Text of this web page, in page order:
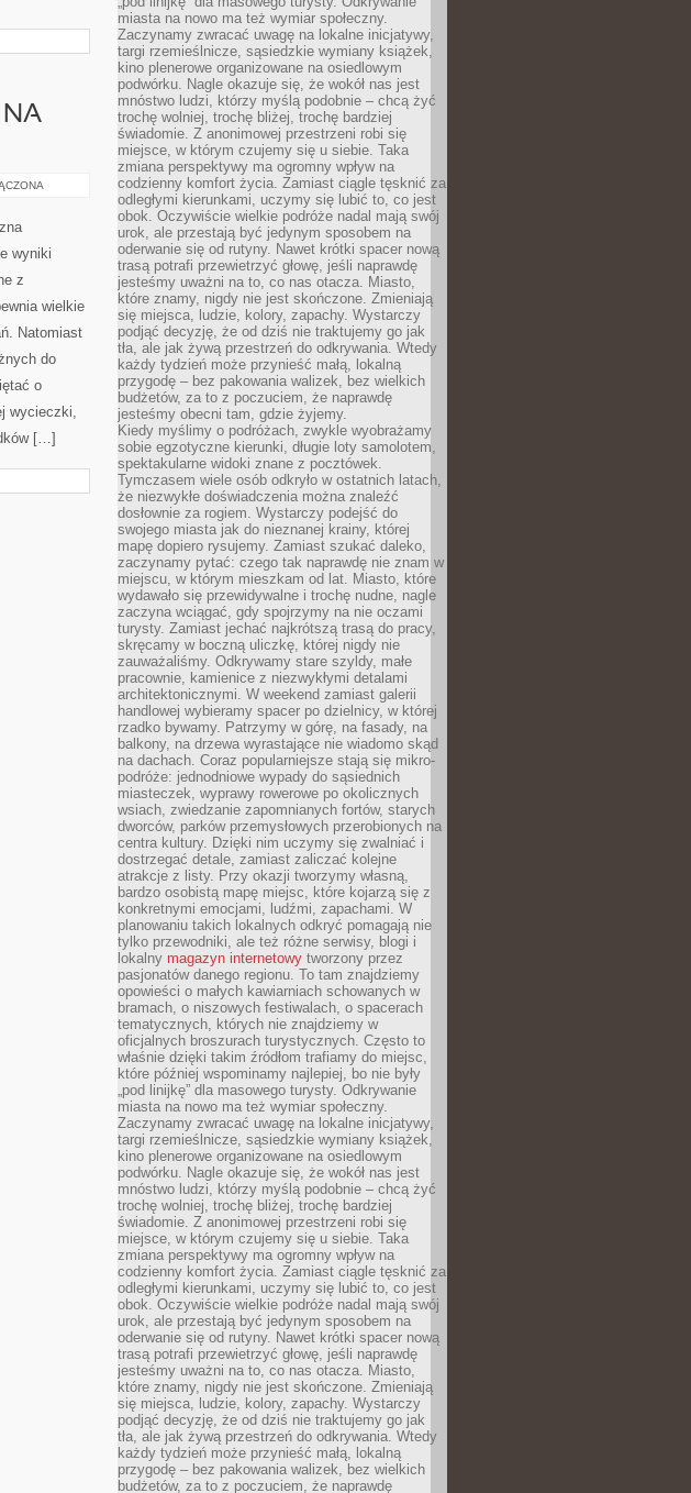
NA
wyniki
z
wielkie
Natomiast
do
o
wycieczki,
[…]
miasta na nowo ma też wymiar społeczny.
Zaczynamy zwracać uwagę na lokalne inicjatywy,
targi rzemieślnicze, sąsiedzkie wymiany książek,
kino plenerowe organizowane na osiedlowym
podwórku. Nagle okazuje się, że wokół nas jest
mnóstwo ludzi, którzy myślą podobnie – chcą żyć
trochę wolniej, trochę bliżej, trochę bardziej
świadomie. Z anonimowej przestrzeni robi się
miejsce, w którym czujemy się u siebie. Taka
zmiana perspektywy ma ogromny wpływ na
codzienny komfort życia. Zamiast ciągle tęsknić za
odległymi kierunkami, uczymy się lubić to, co jest
obok. Oczywiście wielkie podróże nadal mają swój
urok, ale przestają być jedynym sposobem na
oderwanie się od rutyny. Nawet krótki spacer nową
trasą potrafi przewietrzyć głowę, jeśli naprawdę
jesteśmy uważni na to, co nas otacza. Miasto,
które znamy, nigdy nie jest skończone. Zmieniają
się miejsca, ludzie, kolory, zapachy. Wystarczy
podjąć decyzję, że od dziś nie traktujemy go jak
tła, ale jak żywą przestrzeń do odkrywania. Wtedy
każdy tydzień może przynieść małą, lokalną
przygodę – bez pakowania walizek, bez wielkich
budżetów, za to z poczuciem, że naprawdę
jesteśmy obecni tam, gdzie żyjemy.
Kiedy myślimy o podróżach, zwykle wyobrażamy
sobie egzotyczne kierunki, długie loty samolotem,
spektakularne widoki znane z pocztówek.
Tymczasem wiele osób odkryło w ostatnich latach,
że niezwykłe doświadczenia można znaleźć
dosłownie za rogiem. Wystarczy podejść do
swojego miasta jak do nieznanej krainy, której
mapę dopiero rysujemy. Zamiast szukać daleko,
zaczynamy pytać: czego tak naprawdę nie znam w
miejscu, w którym mieszkam od lat. Miasto, które
wydawało się przewidywalne i trochę nudne, nagle
zaczyna wciągać, gdy spojrzymy na nie oczami
turysty. Zamiast jechać najkrótszą trasą do pracy,
skręcamy w boczną uliczkę, której nigdy nie
zauważaliśmy. Odkrywamy stare szyldy, małe
pracownie, kamienice z niezwykłymi detalami
architektonicznymi. W weekend zamiast galerii
handlowej wybieramy spacer po dzielnicy, w której
rzadko bywamy. Patrzymy w górę, na fasady, na
balkony, na drzewa wyrastające nie wiadomo skąd
na dachach. Coraz popularniejsze stają się mikro-
podróże: jednodniowe wypady do sąsiednich
miasteczek, wyprawy rowerowe po okolicznych
wsiach, zwiedzanie zapomnianych fortów, starych
dworców, parków przemysłowych przerobionych na
centra kultury. Dzięki nim uczymy się zwalniać i
dostrzegać detale, zamiast zaliczać kolejne
atrakcje z listy. Przy okazji tworzymy własną,
bardzo osobistą mapę miejsc, które kojarzą się z
konkretnymi emocjami, ludźmi, zapachami. W
planowaniu takich lokalnych odkryć pomagają nie
tylko przewodniki, ale też różne serwisy, blogi i
lokalny magazyn internetowy tworzony przez
pasjonatów danego regionu. To tam znajdziemy
opowieści o małych kawiarniach schowanych w
bramach, o niszowych festiwalach, o spacerach
tematycznych, których nie znajdziemy w
oficjalnych broszurach turystycznych. Często to
właśnie dzięki takim źródłom trafiamy do miejsc,
które później wspominamy najlepiej, bo nie były
„pod linijkę” dla masowego turysty. Odkrywanie
miasta na nowo ma też wymiar społeczny.
Zaczynamy zwracać uwagę na lokalne inicjatywy,
targi rzemieślnicze, sąsiedzkie wymiany książek,
kino plenerowe organizowane na osiedlowym
podwórku. Nagle okazuje się, że wokół nas jest
mnóstwo ludzi, którzy myślą podobnie – chcą żyć
trochę wolniej, trochę bliżej, trochę bardziej
świadomie. Z anonimowej przestrzeni robi się
miejsce, w którym czujemy się u siebie. Taka
zmiana perspektywy ma ogromny wpływ na
codzienny komfort życia. Zamiast ciągle tęsknić za
odległymi kierunkami, uczymy się lubić to, co jest
obok. Oczywiście wielkie podróże nadal mają swój
urok, ale przestają być jedynym sposobem na
oderwanie się od rutyny. Nawet krótki spacer nową
trasą potrafi przewietrzyć głowę, jeśli naprawdę
jesteśmy uważni na to, co nas otacza. Miasto,
które znamy, nigdy nie jest skończone. Zmieniają
się miejsca, ludzie, kolory, zapachy. Wystarczy
podjąć decyzję, że od dziś nie traktujemy go jak
tła, ale jak żywą przestrzeń do odkrywania. Wtedy
każdy tydzień może przynieść małą, lokalną
przygodę – bez pakowania walizek, bez wielkich
budżetów, za to z poczuciem, że naprawdę